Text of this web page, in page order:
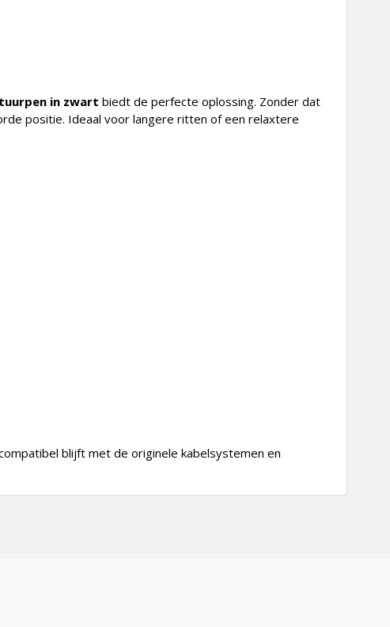
in zwart biedt de perfecte oplossing. Zonder dat
positie. Ideaal voor langere ritten of een relaxtere
blijft met de originele kabelsystemen en